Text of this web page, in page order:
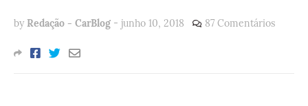
by Redação - CarBlog - junho 10, 2018 87 Comentários